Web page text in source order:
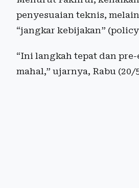
penyesuaian teknis,
“jangkar kebijakan”
“Ini langkah tepat dan
mahal,” ujarnya, Rabu (20/